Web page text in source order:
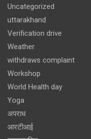
Uncategorized
uttarakhand
Verification drive
Weather
withdraws complaint
Workshop
World Health day
Yoga
अपराध
आरटीआई